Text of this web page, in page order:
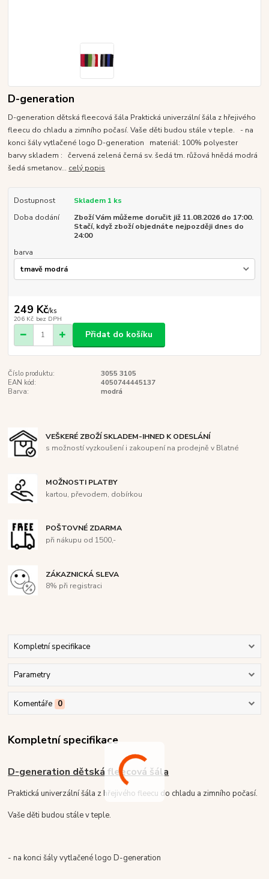
D-generation
D-generation dětská fleecová šála Praktická univerzální šála z hřejivého
fleecu do chladu a zimního počasí. Vaše děti budou stále v teple. - na
konci šály vytlačené logo D-generation materiál: 100% polyester
barvy skladem : červená zelená černá sv. šedá tm. růžová hnědá modrá
šedá smetanov... celý popis
Dostupnost
Skladem 1 ks
Doba dodání
Zboží Vám můžeme doručit již 11.08.2026 do 17:00.
Stačí, když zboží objednáte nejpozději dnes do
24:00
barva
249 Kč/ks
206 Kč bez DPH
Přidat do košíku
Číslo produktu:
3055 3105
EAN kód:
4050744445137
Barva:
modrá
VEŠKERÉ ZBOŽÍ SKLADEM-IHNED K ODESLÁNÍ
s možností vyzkoušení i zakoupení na prodejně v Blatné
MOŽNOSTI PLATBY
kartou, převodem, dobírkou
POŠTOVNÉ ZDARMA
při nákupu od 1500,-
ZÁKAZNICKÁ SLEVA
8% při registraci
Kompletní specifikace
Parametry
Komentáře 0
Kompletní specifikace
D-generation dětská fleecová šála
Praktická univerzální šála z hřejivého fleecu do chladu a zimního počasí.
Vaše děti budou stále v teple.
- na konci šály vytlačené logo D-generation